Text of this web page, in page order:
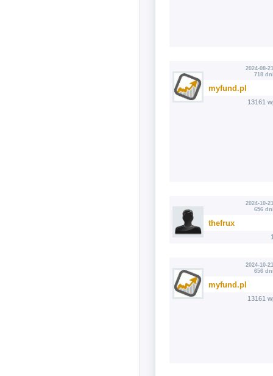
2024-08-
718
myfund.pl
13161
2024-10-
656
thefrux
2024-10-
656
myfund.pl
13161